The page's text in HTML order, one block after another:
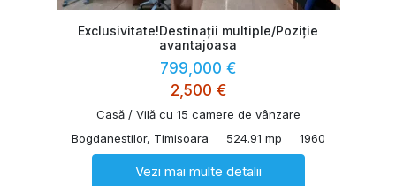
Exclusivitate!Destinații multiple/Poziție
avantajoasa
799,000 €
2,500 €
Casă / Vilă cu 15 camere de vânzare
Bogdanestilor, Timisoara
524.91 mp 1960
Vezi mai multe detalii